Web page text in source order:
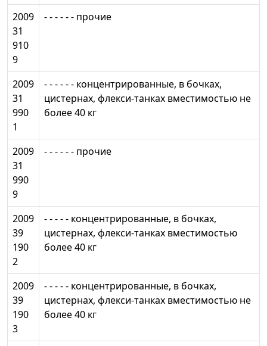
2009
31
910
9
- - - - - - прочие
2009
31
990
1
- - - - - - концентрированные, в бочках,
цистернах, флекси-танках вместимостью не
более 40 кг
2009
31
990
9
- - - - - - прочие
2009
39
190
2
- - - - - концентрированные, в бочках,
цистернах, флекси-танках вместимостью
более 40 кг
2009
39
190
3
- - - - - концентрированные, в бочках,
цистернах, флекси-танках вместимостью не
более 40 кг